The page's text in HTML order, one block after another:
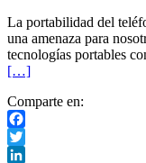
La portabilidad del
una amenaza para
tecnologías portables
[…]
Comparte en:
Facebook
Twitter